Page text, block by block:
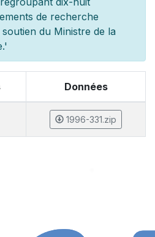
de recherche
du Ministre de la
Données
1996-331.zip